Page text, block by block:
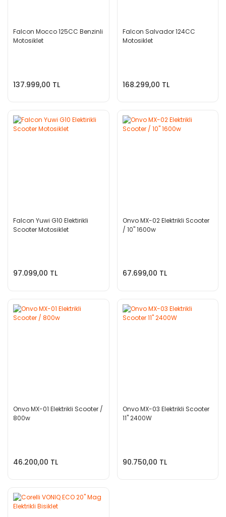
Falcon Mocco 125CC Benzinli
Motosiklet
137.999,00 TL
Falcon Salvador 124CC
Motosiklet
168.299,00 TL
Falcon Yuwi G10 Elektirikli
Scooter Motosiklet
97.099,00 TL
Onvo MX-02 Elektrikli Scooter
/ 10'' 1600w
67.699,00 TL
Onvo MX-01 Elektrikli Scooter /
800w
46.200,00 TL
Onvo MX-03 Elektrikli Scooter
11'' 2400W
90.750,00 TL